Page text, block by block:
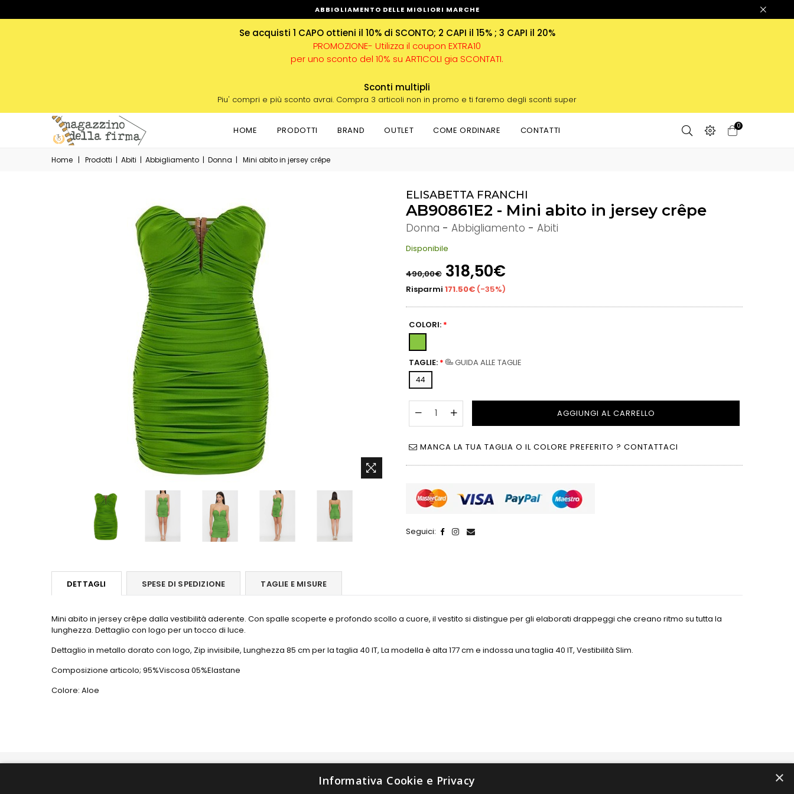
ABBIGLIAMENTO DELLE MIGLIORI MARCHE
Se acquisti 1 CAPO ottieni il 10% di SCONTO; 2 CAPI il 15% ; 3 CAPI il 20%
PROMOZIONE- Utilizza il coupon EXTRA10
per uno sconto del 10% su ARTICOLI gia SCONTATI.
Sconti multipli
Piu' compri e più sconto avrai. Compra 3 articoli non in promo e ti faremo degli sconti super
HOME PRODOTTI BRAND OUTLET COME ORDINARE CONTATTI 0
Home | Prodotti | Abiti | Abbigliamento | Donna | Mini abito in jersey crêpe
ELISABETTA FRANCHI
AB90861E2 - Mini abito in jersey crêpe
Donna - Abbigliamento - Abiti
Disponibile
di
listino
490,00€ 318,50€
Risparmi 171.50€ (-35%)
COLORI: *
TAGLIE: * GUIDA ALLE TAGLIE
44
AGGIUNGI AL CARRELLO
MANCA LA TUA TAGLIA O IL COLORE PREFERITO ? CONTATTACI
Seguici:
DETTAGLI SPESE DI SPEDIZIONE TAGLIE E MISURE
Mini abito in jersey crêpe dalla vestibilità aderente. Con spalle scoperte e profondo scollo a cuore, il vestito si distingue per gli elaborati drappeggi che creano ritmo su tutta la
lunghezza. Dettaglio con logo per un tocco di luce.
Dettaglio in metallo dorato con logo, Zip invisibile, Lunghezza 85 cm per la taglia 40 IT, La modella è alta 177 cm e indossa una taglia 40 IT, Vestibilità Slim.
Composizione articolo; 95%Viscosa 05%Elastane
Colore: Aloe
LINK
×
Informativa Cookie e Privacy